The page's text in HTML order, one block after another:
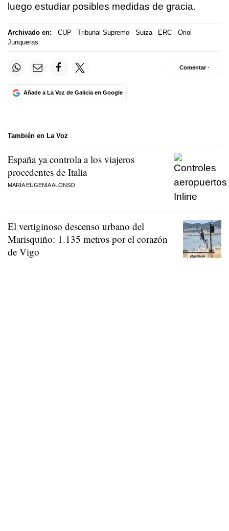
luego estudiar posibles medidas de gracia.
Archivado en: CUP Tribunal Supremo Suiza ERC
Oriol
Junqueras
Añade a La Voz de Galicia en Google
Comentar ·
También en La Voz
España ya controla a los viajeros
procedentes de Italia
MARÍA EUGENIA ALONSO
El vertiginoso descenso urbano del
Marisquiño: 1.135 metros por el corazón
de Vigo